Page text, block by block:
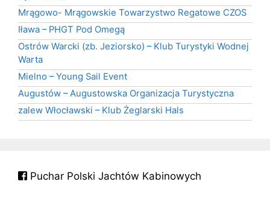
Mrągowo- Mrągowskie Towarzystwo Regatowe CZOS
Iława – PHGT Pod Omegą
Ostrów Warcki (zb. Jeziorsko) – Klub Turystyki Wodnej
Warta
Mielno – Young Sail Event
Augustów – Augustowska Organizacja Turystyczna
zalew Włocławski – Klub Żeglarski Hals
Puchar Polski Jachtów Kabinowych